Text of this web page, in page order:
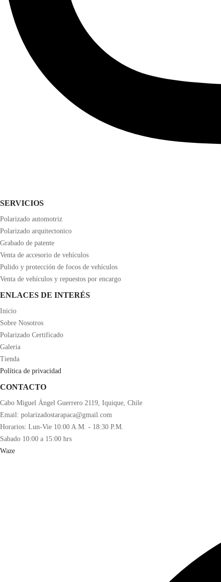
SERVICIOS
Polarizado automotriz
Polarizado arquitectonico
Grabado de patente
Venta de accesorio de vehículos
Pulido y protección de focos de vehículos
Venta de vehículos y repuestos por encargo
ENLACES DE INTERÉS
Inicio
Sobre Nosotros
Polarizado Certificado
Galeria
Tienda
Política de privacidad
CONTACTO
Cabo Miguel Ángel Guerrero 2119, Iquique, Chile
Email: polarizadostarapaca@gmail.com
Horarios: Lun-Vie 10:00 A.M. - 18:30 P.M.
Sabado 10:00 a 15:00 hrs
Waze